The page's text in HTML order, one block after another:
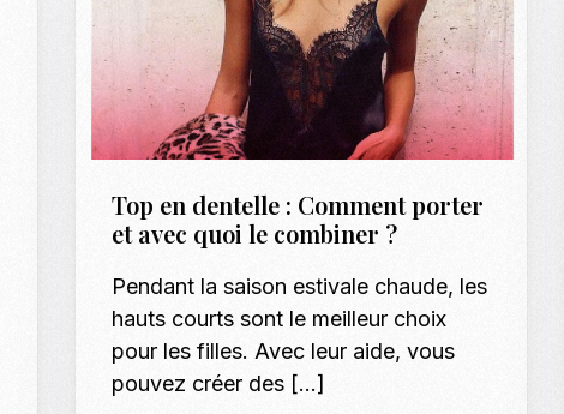
Top en dentelle : Comment porter
et avec quoi le combiner ?
Pendant la saison estivale chaude, les
hauts courts sont le meilleur choix
pour les filles. Avec leur aide, vous
pouvez créer des […]